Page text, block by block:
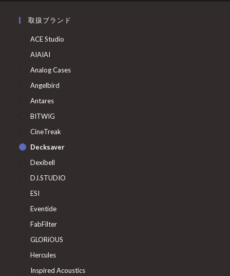
取扱ブランド
ACE Studio
AIAIAI
Analog Cases
Angelbird
Antares
BITWIG
CineTreak
Decksaver
Dexibell
DJ.STUDIO
ESI
Eventide
FabFilter
GLORiOUS
Hercules
Inspired Acoustics